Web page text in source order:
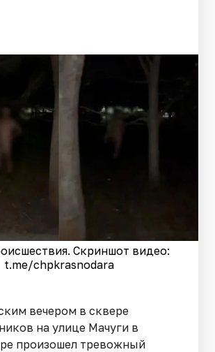
Скриншот видео:
t.me/chpkrasnodara
вечером в сквере
на улице Мачуги в
произошел тревожный